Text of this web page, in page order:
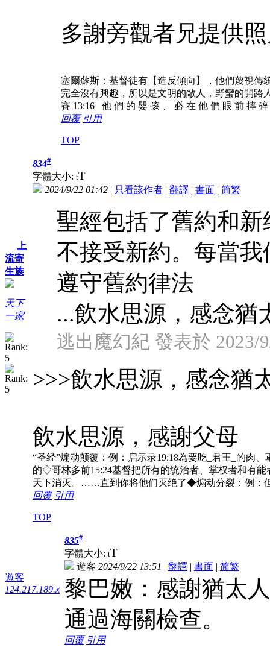
多謝旁觀者兄提供
塞爾蘇斯：基督徒有【造反傾向】，他們蔑視傳
完全沒有興趣，所以是文明的敵人，野蠻的開路
賽 13:16 他 們 的 嬰 孩 、 必 在 他 們 眼 前 摔
回覆 引用
TOP
上
流寄
生族
天下
一家
834#
字體大小: tT
2024/9/22 01:42 | 只看該作者 | 翻譯 | 書面 | 简繁
聖經包括了舊約和
不接受新約。每當
遵守舊約律法
...飲水思源，感念猶
逃出魔幻紀 發表於 2023/
>>>飲水思源，感念猶
飲水思源，感謝父母
“圣经”煽动颠覆：例：启示录19:18為要吃_君王_的肉
的◇哥林多前15:24基督把所有的统治者、掌权者和有
天下消灭。……直到你将他们灭绝了◆煽动分裂：例：
回覆 引用
TOP
遊客
124.217.189.x
835#
字體大小: tT
遊客 2024/9/22 13:51 | 翻譯 | 書面 | 简繁
黎巴嫩：感謝猶太
通過海關檢查。
回覆 引用